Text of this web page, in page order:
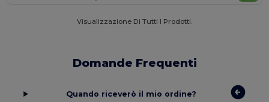
Visualizzazione Di Tutti I Prodotti.
Domande Frequenti
Quando riceverò il mio ordine?